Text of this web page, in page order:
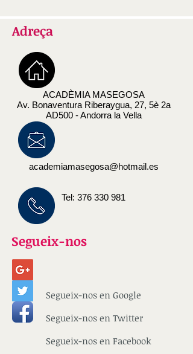
UNED - Clases de lengua española - 1
hora - Grado en lengua y literatura
Disponible
Añadir más
Añadir a la cesta
Ir al pago
Comparte este producto con sus amigos
lengua y literatura españolas
Adreça
ACADÈMIA MASEGOSA
Av. Bonaventura Riberaygua, 27, 5è 2a
AD500 - Andorra la Vella
academiamasegosa@hotmail.es
Tel: 376 330 981
Segueix-nos
Segueix-nos en Google
Segueix-nos en Twitter
Segueix-nos en Facebook